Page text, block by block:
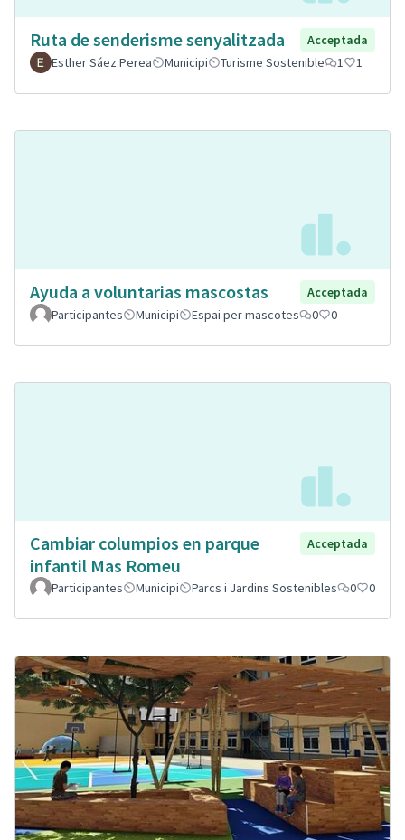
Ruta de senderisme senyalitzada
Acceptada
Esther Sáez Perea
Municipi Turisme Sostenible 1 1
Ayuda a voluntarias mascostas
Acceptada
Participantes
Municipi Espai per mascotes 0 0
Cambiar columpios en parque
infantil Mas Romeu
Acceptada
Participantes Municipi Parcs i Jardins Sostenibles 0 0